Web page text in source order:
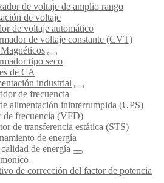
de voltaje de amplio rango
de voltaje
de voltaje automático
de voltaje constante (CVT)
tipo seco
de CA
industrial
de frecuencia
alimentación ininterrumpida (UPS)
de frecuencia (VFD)
de transferencia estática (STS)
de energía
de energía
de corrección del factor de potencia